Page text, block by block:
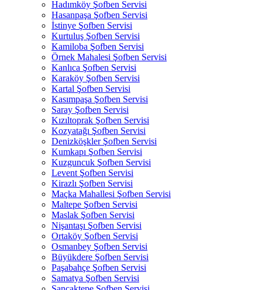
Hadımköy Şofben Servisi
Hasanpaşa Şofben Servisi
İstinye Şofben Servisi
Kurtuluş Şofben Servisi
Kamiloba Şofben Servisi
Örnek Mahalesi Şofben Servisi
Kanlıca Şofben Servisi
Karaköy Şofben Servisi
Kartal Şofben Servisi
Kasımpaşa Şofben Servisi
Saray Şofben Servisi
Kızıltoprak Şofben Servisi
Kozyatağı Şofben Servisi
Denizköşkler Şofben Servisi
Kumkapı Şofben Servisi
Kuzguncuk Şofben Servisi
Levent Şofben Servisi
Kirazlı Şofben Servisi
Maçka Mahallesi Şofben Servisi
Maltepe Şofben Servisi
Maslak Şofben Servisi
Nişantaşı Şofben Servisi
Ortaköy Şofben Servisi
Osmanbey Şofben Servisi
Büyükdere Şofben Servisi
Paşabahçe Şofben Servisi
Samatya Şofben Servisi